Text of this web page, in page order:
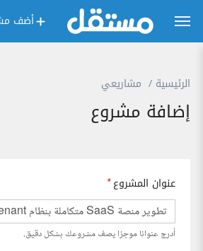
أضف
الرئيسية مشاريعي
إضافة مشروع
عنوان المشروع*
أدرج عنوانا موجزا يصف مشروعك بشكل دقيق.